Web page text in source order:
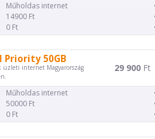
Műholdas internet
14900 Ft
0 Ft
Priority 50GB
üzleti internet Magyarország
29 900Ft
Műholdas internet
50000 Ft
0 Ft